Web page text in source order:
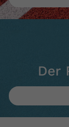
Der